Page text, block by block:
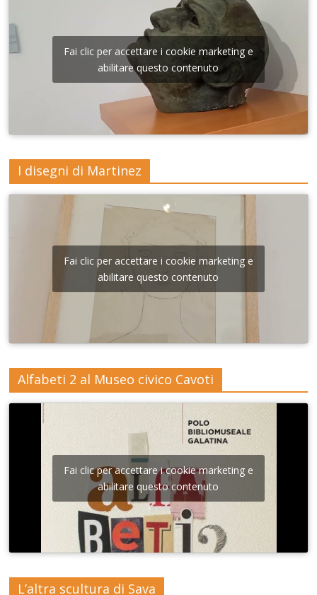
Fai clic per accettare i cookie marketing e
abilitare questo contenuto
I disegni di Martinez
Fai clic per accettare i cookie marketing e
abilitare questo contenuto
Alfabeti 2 al Museo civico Cavoti
Fai clic per accettare i cookie marketing e
abilitare questo contenuto
L’altra scultura di Sava